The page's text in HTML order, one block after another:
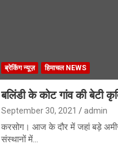
ब्रेकिंग न्यूज़ हिमाचल NEWS
बलिंडी के कोट गांव की बेटी
September 30, 2021 admin
करसोग। आज के दौर में जहां बड़े अमीर
संस्थानों में…